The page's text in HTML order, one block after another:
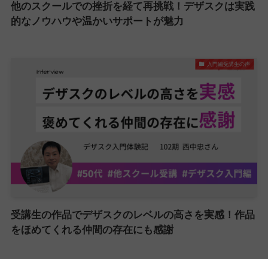
他のスクールでの挫折を経て再挑戦！デザスクは実践
的なノウハウや温かいサポートが魅力
入門編受講生の声
受講生の作品でデザスクのレベルの高さを実感！作品
をほめてくれる仲間の存在にも感謝